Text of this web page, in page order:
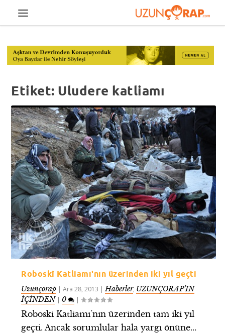
Etiket: Uludere katliamı
Roboskî Katliamı'nın üzerinden iki yıl geçti
Uzunçorap |Ara 28, 2013 |Haberler, UZUNÇORAP’IN
İÇİNDEN| 0 |
Roboski Katliamı’nın üzerinden tam iki yıl
geçti. Ancak sorumlular hala yargı önüne...